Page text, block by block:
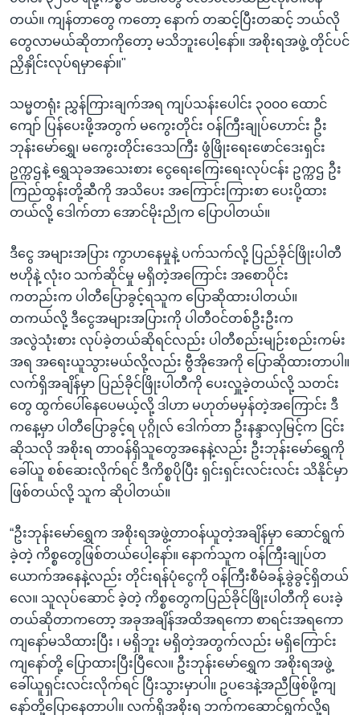
တယ်။ ကျန်တာတွေ ကတော့ နောက် တဆင့်ပြီးတဆင့် ဘယ်လို
တွေလာမယ်ဆိုတာကိုတော့ မသိဘူးပေါ့နော်။ အစိုးရအဖွဲ့ တိုင်ပင်
ညှိနှိုင်းလုပ်ရမှာနော်။"
သမ္မတရုံး ညွှန်ကြားချက်အရ ကျပ်သန်းပေါင်း ၃၀၀၀ ထောင်
ကျော် ပြန်ပေးဖို့အတွက် မကွေးတိုင်း ဝန်ကြီးချုပ်ဟောင်း ဦး
ဘုန်းမော်ရွှေ၊ မကွေးတိုင်းဒေသကြီး ဖွံဖြိုးရေးဖောင်ဒေးရှင်း
ဥက္ကဌနဲ့ ရွှေသုခအသေးစား ငွေရေးကြေးရေးလုပ်ငန်း ဥက္ကဌ ဦး
ကြည်ထွန်းတို့ဆီကို အသိပေး အကြောင်းကြားစာ ပေးပို့ထား
တယ်လို့ ဒေါက်တာ အောင်မိုးညိုက ပြောပါတယ်။
ဒီငွေ အများအပြား ကွာဟနေမှုနဲ့ ပက်သက်လို့ ပြည်ခိုင်ဖြိုးပါတီ
ဗဟိုနဲ့ လုံး၀ သက်ဆိုင်မှု မရှိတဲ့အကြောင်း အစောပိုင်း
ကတည်းက ပါတီပြောခွင့်ရသူက ပြောဆိုထားပါတယ်။
တကယ်လို့ ဒီငွေအများအပြားကို ပါတီဝင်တစ်ဦးဦးက
အလွဲသုံးစား လုပ်ခဲ့တယ်ဆိုရင်လည်း ပါတီစည်းမျဉ်းစည်းကမ်း
အရ အရေးယူသွားမယ်လို့လည်း ဗွီအိုအေကို ပြောဆိုထားတာပါ။
လက်ရှိအချိန်မှာ ပြည်ခိုင်ဖြိုးပါတီကို ပေးလှူခဲ့တယ်လို့ သတင်း
တွေ ထွက်ပေါ်နေပေမယ့်လို့ ဒါဟာ မဟုတ်မမှန်တဲ့အကြောင်း ဒီ
ကနေ့မှာ ပါတီပြောခွင့်ရ ပုဂ္ဂိုလ် ဒေါက်တာ ဦးနန္ဒာလှမြင့်က ငြင်း
ဆိုသလို အစိုးရ တာဝန်ရှိသူတွေအနေနဲ့လည်း ဦးဘုန်းမော်ရွှေကို
ခေါ်ယူ စစ်ဆေးလိုက်ရင် ဒီကိစ္စပိုပြီး ရှင်းရှင်းလင်းလင်း သိနိုင်မှာ
ဖြစ်တယ်လို့ သူက ဆိုပါတယ်။
“ဦးဘုန်းမော်ရွှေက အစိုးရအဖွဲ့တာဝန်ယူတဲ့အချိန်မှာ ဆောင်ရွက်
ခဲ့တဲ့ ကိစ္စတွေဖြစ်တယ်ပေါ့နော်။ နောက်သူက ဝန်ကြီးချုပ်တ
ယောက်အနေနဲ့လည်း တိုင်းရန်ပုံငွေကို ဝန်ကြီးစီမံခန့်ခွဲခွင့်ရှိတယ်
လေ။ သူလုပ်ဆောင် ခဲ့တဲ့ ကိစ္စတွေကပြည်ခိုင်ဖြိုးပါတီကို ပေးခဲ့
တယ်ဆိုတာကတော့ အခုအချိန်အထိအရကော စာရင်းအရကော
ကျနော်မသိထားပြီး ၊ မရှိဘူး မရှိတဲ့အတွက်လည်း မရှိကြောင်း
ကျနော်တို့ ပြောထားပြီးပြီလေ။ ဦးဘုန်းမော်ရွှေက အစိုးရအဖွဲ့
ခေါ်ယူရှင်းလင်းလိုက်ရင် ပြီးသွားမှာပါ။ ဥပဒေနဲ့အညီဖြစ်ဖို့ကျ
နော်တို့ပြောနေတာပါ။ လက်ရှိအစိုးရ ဘက်ကဆောင်ရွက်လို့ရ